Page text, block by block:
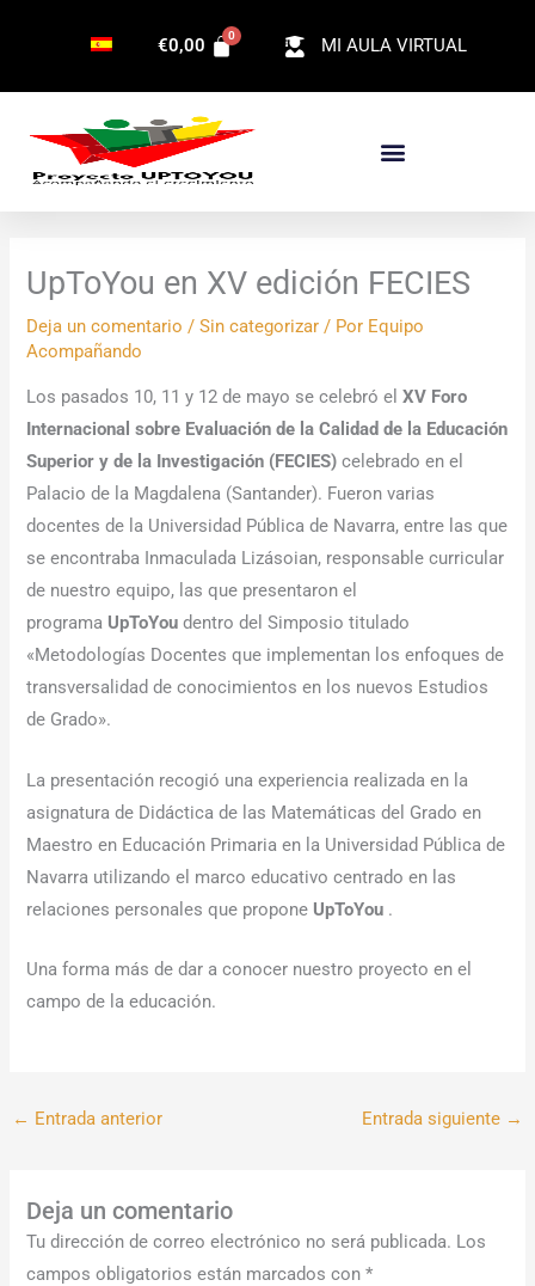
MI AULA VIRTUAL
€0,00
UpToYou en XV edición FECIES
Deja un comentario /Sin categorizar / Por Equipo
Acompañando
Los pasados 10, 11 y 12 de mayo se celebró elXV Foro
Internacional sobre Evaluación de la Calidad de la Educación
Superior y de la Investigación (FECIES) celebrado en el
Palacio de la Magdalena (Santander). Fueron varias
docentes de la Universidad Pública de Navarra, entre las que
se encontraba Inmaculada Lizásoian, responsable curricular
de nuestro equipo, las que presentaron el
programa UpToYou dentro del Simposio titulado
«Metodologías Docentes que implementan los enfoques de
transversalidad de conocimientos en los nuevos Estudios
de Grado».
La presentación recogió una experiencia realizada en la
asignatura de Didáctica de las Matemáticas del Grado en
Maestro en Educación Primaria en la Universidad Pública de
Navarra utilizando el marco educativo centrado en las
relaciones personales que propone UpToYou .
Una forma más de dar a conocer nuestro proyecto en el
campo de la educación.
← Entrada anterior Entrada siguiente →
Deja un comentario
Tu dirección de correo electrónico no será publicada. Los
campos obligatorios están marcados con*